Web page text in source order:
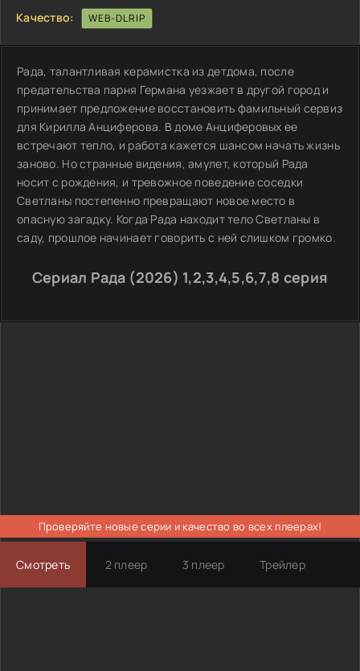
Качество:
WEB-DLRIP
Рада, талантливая керамистка из детдома, после
предательства парня Германа уезжает в другой город и
принимает предложение восстановить фамильный сервиз
для Кирилла Анциферова. В доме Анциферовых ее
встречают тепло, и работа кажется шансом начать жизнь
заново. Но странные видения, амулет, который Рада
носит с рождения, и тревожное поведение соседки
Светланы постепенно превращают новое место в
опасную загадку. Когда Рада находит тело Светланы в
саду, прошлое начинает говорить с ней слишком громко.
Сериал Рада (2026) 1,2,3,4,5,6,7,8 серия
Проверяйте новые серии и качество во всех плеерах!
Смотреть 2 плеер 3 плеер Трейлер